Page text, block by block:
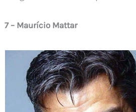
7 – Maurício Mattar